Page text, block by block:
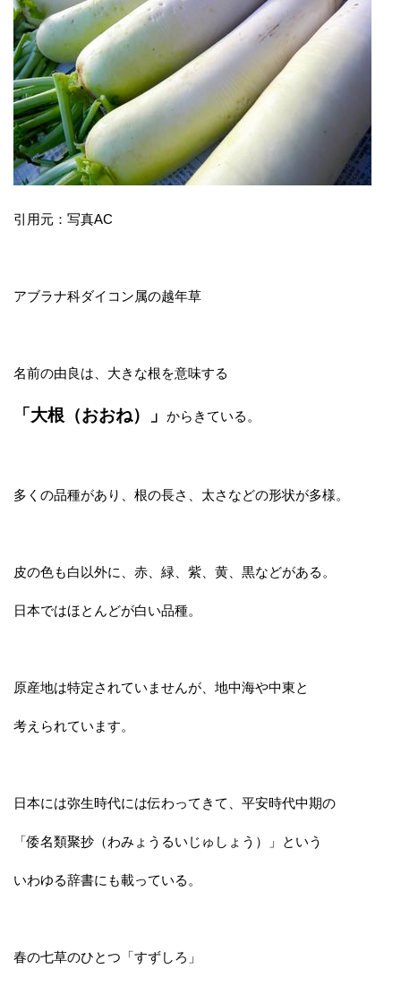
引用元：写真AC
アブラナ科ダイコン属の越年草
名前の由良は、大きな根を意味する
「大根（おおね）」 からきている。
多くの品種があり、根の長さ、太さなどの形状が多様。
皮の色も白以外に、赤、緑、紫、黄、黒などがある。
日本ではほとんどが白い品種。
原産地は特定されていませんが、地中海や中東と
考えられています。
日本には弥生時代には伝わってきて、平安時代中期の
「倭名類聚抄（わみょうるいじゅしょう）」という
いわゆる辞書にも載っている。
春の七草のひとつ「すずしろ」